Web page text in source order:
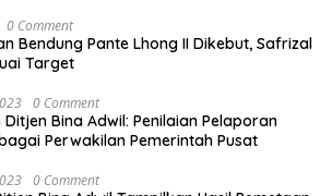
0 Comment
Bendung Pante Lhong II Dikebut, Safrizal
Target
0 Comment
Bina Adwil: Penilaian Pelaporan
Perwakilan Pemerintah Pusat
0 Comment